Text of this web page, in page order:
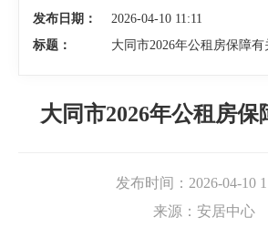
发布日期：
2026-04-10 11:11
标题：
大同市2026年公租房保障有
大同市2026年公租房保
发布时间： 2026-04-10
来源： 安居中心